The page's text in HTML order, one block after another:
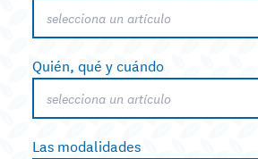
selecciona un artículo
Quién, qué y cuándo
selecciona un artículo
Las modalidades